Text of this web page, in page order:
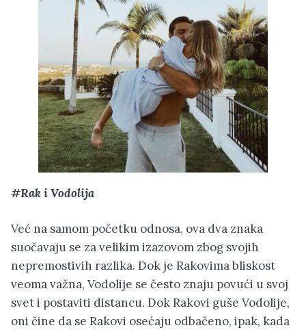
#Rak i Vodolija
Već na samom početku odnosa, ova dva znaka
suočavaju se za velikim izazovom zbog svojih
nepremostivih razlika. Dok je Rakovima bliskost
veoma važna, Vodolije se često znaju povući u svoj
svet i postaviti distancu. Dok Rakovi guše Vodolije,
oni čine da se Rakovi osećaju odbačeno, ipak, kada